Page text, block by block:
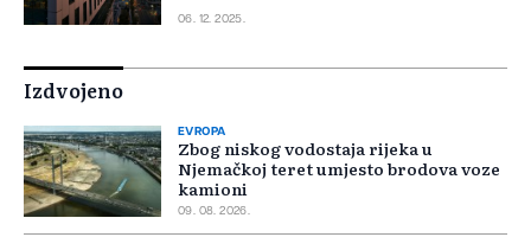
06. 12. 2025.
Izdvojeno
EVROPA
Zbog niskog vodostaja rijeka u
Njemačkoj teret umjesto brodova voze
kamioni
09. 08. 2026.